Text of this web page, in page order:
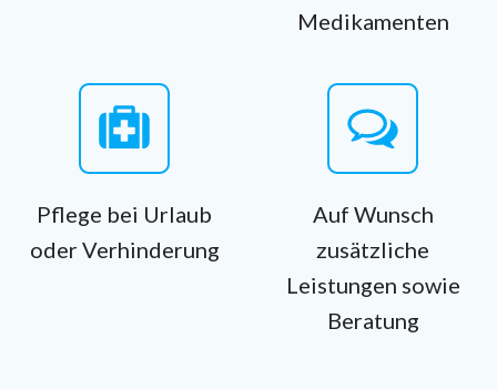
Medikamenten
Pflege bei Urlaub
oder Verhinderung
Auf Wunsch
zusätzliche
Leistungen sowie
Beratung